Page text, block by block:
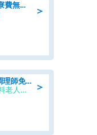
＞
組立・組付け/高収入/日払いOK/寮費無料/交替制/20・30・40代活躍中
＞
「残業ほぼなし」調理スタッフ/調理師免許必須/正職員/日勤のみ/介護付き有料老人ホーム/社会保障完備
群馬郵便逓送 株式会社/介護付有料老人ホーム ふる里